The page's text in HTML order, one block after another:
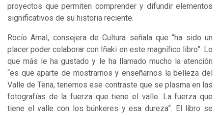
proyectos que permiten comprender y difundir elementos
significativos de su historia reciente.
Rocío Arnal, consejera de Cultura señala que “ha sido un
placer poder colaborar con Iñaki en este magnífico libro”. Lo
que más le ha gustado y le ha llamado mucho la atención
“es que aparte de mostrarnos y enseñarnos la belleza del
Valle de Tena, tenemos ese contraste que se plasma en las
fotografías de la fuerza que tiene el valle. La fuerza que
tiene el valle con los búnkeres y esa dureza”. El libro se